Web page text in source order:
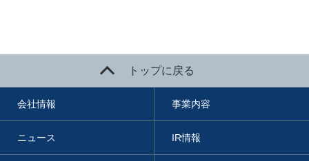
トップに戻る
会社情報 事業内容
ニュース IR情報